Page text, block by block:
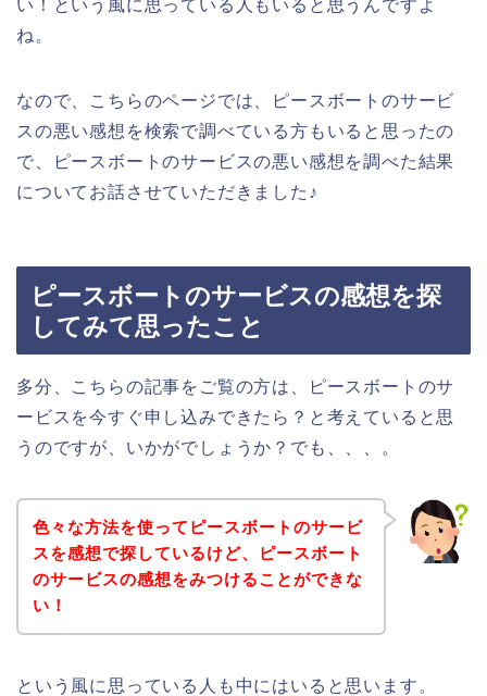
い！という風に思っている人もいると思うんですよ
ね。
なので、こちらのページでは、ピースボートのサービ
スの悪い感想を検索で調べている方もいると思ったの
で、ピースボートのサービスの悪い感想を調べた結果
についてお話させていただきました♪
ピースボートのサービスの感想を探
してみて思ったこと
多分、こちらの記事をご覧の方は、ピースボートのサ
ービスを今すぐ申し込みできたら？と考えていると思
うのですが、いかがでしょうか？でも、、、。
色々な方法を使ってピースボートのサービ
スを感想で探しているけど、ピースボート
のサービスの感想をみつけることができな
い！
という風に思っている人も中にはいると思います。